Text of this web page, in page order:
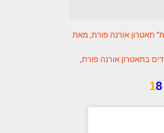
תאטרון אורנה פורת, מאת
בתאטרון אורנה פורת,
18